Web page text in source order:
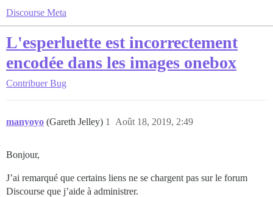
Discourse Meta
L'esperluette est incorrectement
encodée dans les images onebox
Contribuer Bug
manyoyo (Gareth Jelley) Août 18, 2019, 2:49
1
Bonjour,
J’ai remarqué que certains liens ne se chargent pas sur le forum
Discourse que j’aide à administrer.